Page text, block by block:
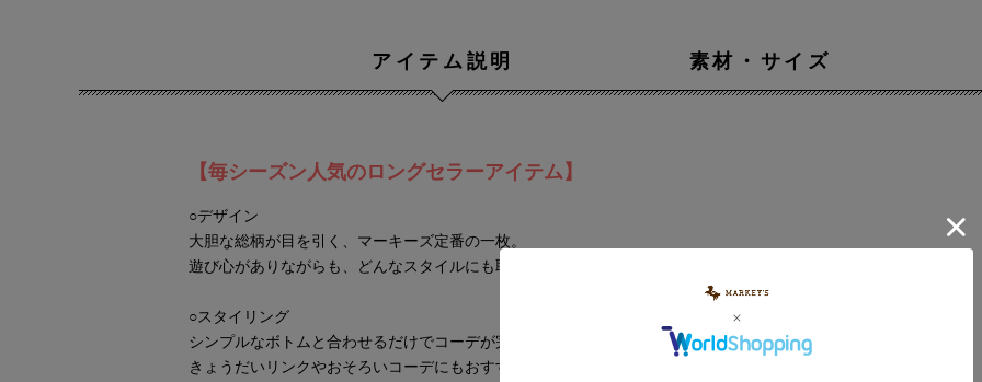
アイテム説明 素材・サイズ
【毎シーズン人気のロングセラーアイテム】
○デザイン
大胆な総柄が目を引く、マーキーズ定番の一枚。
遊び心がありながらも、どんなスタイルにも取り入れやすいバランスが魅力です。
○スタイリング
シンプルなボトムと合わせるだけでコーデが完成。
きょうだいリンクやおそろいコーデにもおすすめ。